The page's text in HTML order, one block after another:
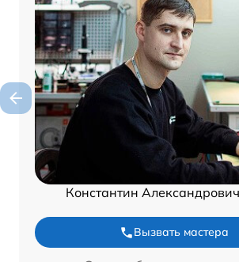
Константин
Вызвать мастера